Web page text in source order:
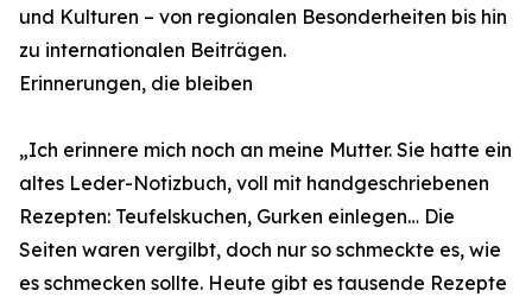
und Kulturen – von regionalen Besonderheiten bis hin
zu internationalen Beiträgen.
Erinnerungen, die bleiben
„Ich erinnere mich noch an meine Mutter. Sie hatte ein
altes Leder-Notizbuch, voll mit handgeschriebenen
Rezepten: Teufelskuchen, Gurken einlegen… Die
Seiten waren vergilbt, doch nur so schmeckte es, wie
es schmecken sollte. Heute gibt es tausende Rezepte